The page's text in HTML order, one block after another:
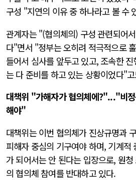
구성 "지연의 이유 중 하나라고 볼 수
관계자는 "(협의체의) 구성 관련되어
다"면서 "정부는 오히려 적극적으로
들어서 심사를 앞두고 있고, 조속한
는 다 준비를 하고 있는 상황이었다"
대책위 "가해자가 협의체에?"..."비
해야"
대책위는 이번 협의체가 진상규명과
피해자 중심의 기구여야 하며, 기계적
가 되어서는 안 된다는 입장으로, 원
의 협의체 참여를 반대하고 있다.